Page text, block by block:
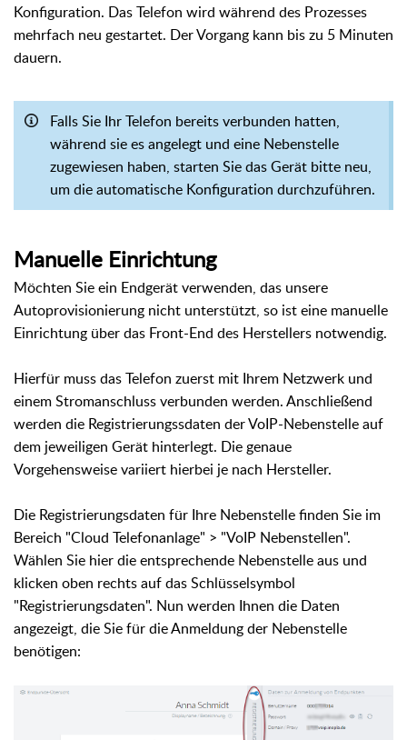
Konfiguration. Das Telefon wird während des Prozesses
mehrfach neu gestartet. Der Vorgang kann bis zu 5 Minuten
dauern.
Falls Sie Ihr Telefon bereits verbunden hatten,
während sie es angelegt und eine Nebenstelle
zugewiesen haben, starten Sie das Gerät bitte neu,
um die automatische Konfiguration durchzuführen.
Manuelle Einrichtung
Möchten Sie ein Endgerät verwenden, das unsere
Autoprovisionierung nicht unterstützt, so ist eine manuelle
Einrichtung über das Front-End des Herstellers notwendig.
Hierfür muss das Telefon zuerst mit Ihrem Netzwerk und
einem Stromanschluss verbunden werden. Anschließend
werden die Registrierungssdaten der VoIP-Nebenstelle auf
dem jeweiligen Gerät hinterlegt. Die genaue
Vorgehensweise variiert hierbei je nach Hersteller.
Die Registrierungsdaten für Ihre Nebenstelle finden Sie im
Bereich "Cloud Telefonanlage" > "VoIP Nebenstellen".
Wählen Sie hier die entsprechende Nebenstelle aus und
klicken oben rechts auf das Schlüsselsymbol
"Registrierungsdaten". Nun werden Ihnen die Daten
angezeigt, die Sie für die Anmeldung der Nebenstelle
benötigen: